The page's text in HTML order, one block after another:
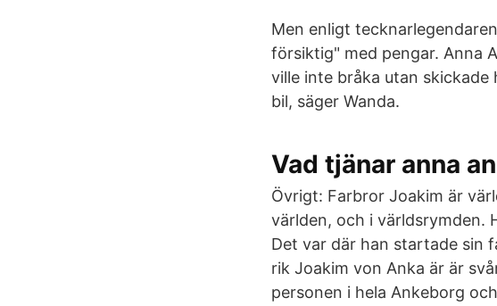
Men enligt
försiktig" med pengar. Anna
ville inte bråka utan skickade
bil, säger Wanda.
Vad tjänar anna
Övrigt: Farbror Joakim är
världen, och i världsrymden.
Det var där han startade sin
rik Joakim von Anka är är
personen i hela Ankeborg